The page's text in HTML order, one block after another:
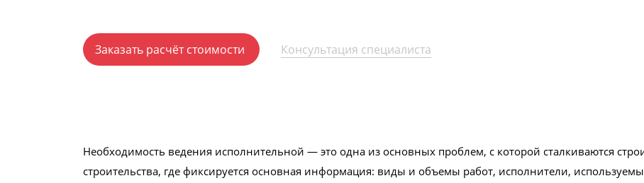
Заказать расчёт стоимости Консультация специалиста
Необходимость ведения исполнительной — это одна из основных проблем, с которой сталкиваются
строительства, где фиксируется основная информация: виды и объемы работ, исполнители,